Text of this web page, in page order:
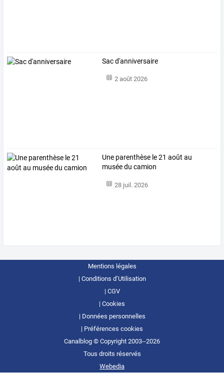
Sac d'anniversaire
2 août 2026
Une parenthèse le 21 août au
musée du camion
28 juil. 2026
Mentions légales
Conditions d’Utilisation
CGV
Cookies
Données personnelles
Préférences cookies
Canalblog © Copyright 2003--2026
Tous droits réservés
Webedia